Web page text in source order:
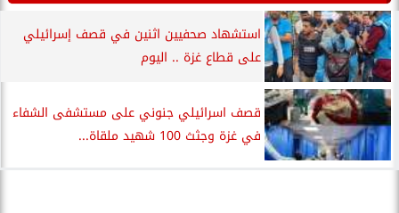
استشهاد صحفيين اثنين في قصف إسرائيلي
على قطاع غزة .. اليوم
قصف اسرائيلي جنوني على مستشفى الشفاء
في غزة وجثث 100 شهيد ملقاة...